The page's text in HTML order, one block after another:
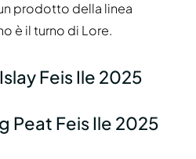
prodotto della linea
è il turno di Lore.
Feis Ile 2025
Peat Feis Ile 2025